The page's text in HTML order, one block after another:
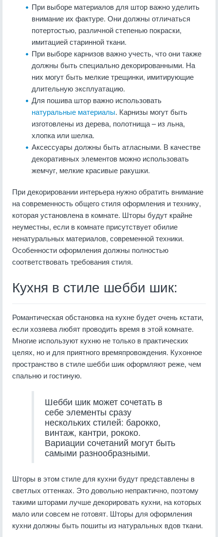
При выборе материалов для штор важно уделить
внимание их фактуре. Они должны отличаться
потертостью, различной степенью покраски,
имитацией старинной ткани.
При выборе карнизов важно учесть, что они также
должны быть специально декорированными. На
них могут быть мелкие трещинки, имитирующие
длительную эксплуатацию.
Для пошива штор важно использовать
натуральные материалы. Карнизы могут быть
изготовлены из дерева, полотнища – из льна,
хлопка или шелка.
Аксессуары должны быть атласными. В качестве
декоративных элементов можно использовать
жемчуг, мелкие красивые ракушки.
При декорировании интерьера нужно обратить внимание
на современность общего стиля оформления и технику,
которая установлена в комнате. Шторы будут крайне
неуместны, если в комнате присутствует обилие
ненатуральных материалов, современной техники.
Особенности оформления должны полностью
соответствовать требования стиля.
Кухня в стиле шебби шик:
Романтическая обстановка на кухне будет очень кстати,
если хозяева любят проводить время в этой комнате.
Многие используют кухню не только в практических
целях, но и для приятного времяпровождения. Кухонное
пространство в стиле шебби шик оформляют реже, чем
спальню и гостиную.
Шебби шик может сочетать в
себе элементы сразу
нескольких стилей: барокко,
винтаж, кантри, рококо.
Вариации сочетаний могут быть
самыми разнообразными.
Шторы в этом стиле для кухни будут представлены в
светлых оттенках. Это довольно непрактично, поэтому
такими шторами лучше декорировать кухни, на которых
мало или совсем не готовят. Шторы для оформления
кухни должны быть пошиты из натуральных вдов ткани.